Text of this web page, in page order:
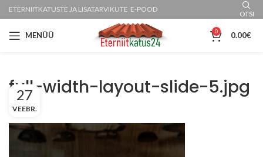
ETERNIITKATUSTE JA LISATARVIKUTE E-POOD
OTSI
MENÜÜ 0 0.00€
full-width-layout-slide-5.jpg
27
VEEBR.